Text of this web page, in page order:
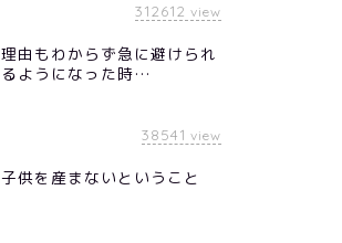
312612 view
理由もわからず急に避けられ
るようになった時…
38541 view
子供を産まないということ